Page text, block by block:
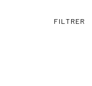
FILTRER